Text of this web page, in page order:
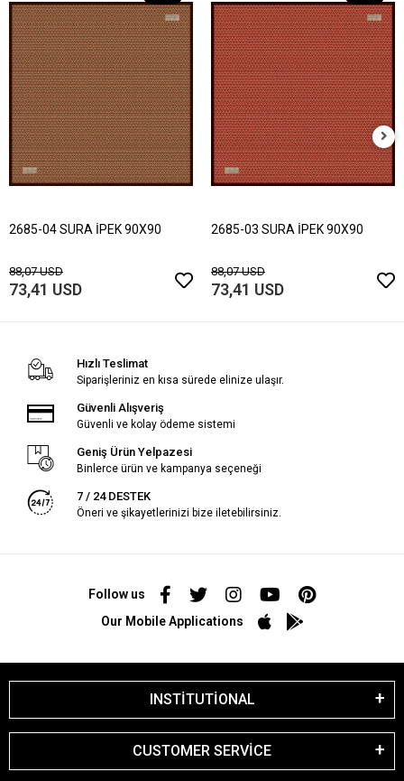
2685-04 SURA İPEK 90X90
88,07 USD
73,41 USD
2685-03 SURA İPEK 90X90
88,07 USD
73,41 USD
Hızlı Teslimat
Siparişleriniz en kısa sürede elinize ulaşır.
Güvenli Alışveriş
Güvenli ve kolay ödeme sistemi
Geniş Ürün Yelpazesi
Binlerce ürün ve kampanya seçeneği
7 / 24 DESTEK
Öneri ve şikayetlerinizi bize iletebilirsiniz.
Follow us
Our Mobile Applications
INSTİTUTİONAL
CUSTOMER SERVİCE